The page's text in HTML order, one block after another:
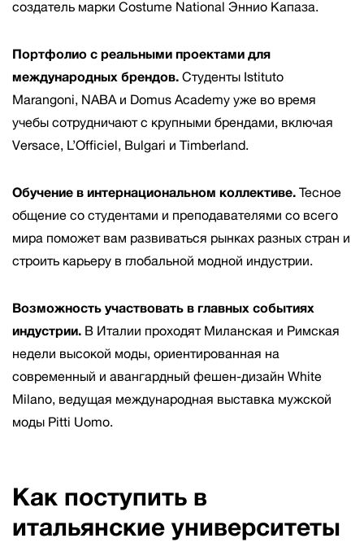
создатель марки Costume National Эннио Капаза.
Портфолио с реальными проектами для
международных брендов.Студенты Istituto
Marangoni, NABA и Domus Academy уже во время
учебы сотрудничают с крупными брендами, включая
Versace, L’Officiel, Bulgari и Timberland.
Обучение в интернациональном коллективе.Тесное
общение со студентами и преподавателями со всего
мира поможет вам развиваться рынках разных стран и
строить карьеру в глобальной модной индустрии.
Возможность участвовать в главных событиях
индустрии. В Италии проходят Миланская и Римская
недели высокой моды, ориентированная на
современный и авангардный фешен-дизайн White
Milano, ведущая международная выставка мужской
моды Pitti Uomo.
Как поступить в
итальянские университеты